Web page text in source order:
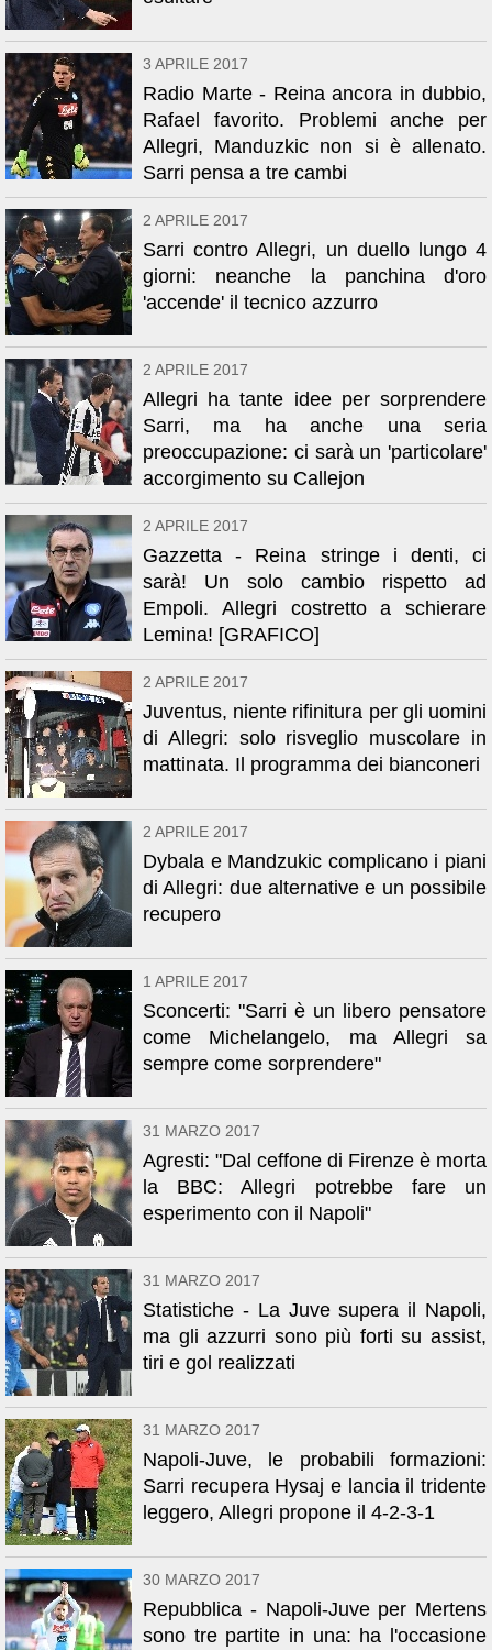
3 APRILE 2017
Radio Marte - Reina ancora in dubbio,
Rafael favorito. Problemi anche per
Allegri, Manduzkic non si è allenato.
Sarri pensa a tre cambi
2 APRILE 2017
Sarri contro Allegri, un duello lungo 4
giorni: neanche la panchina d'oro
'accende' il tecnico azzurro
2 APRILE 2017
Allegri ha tante idee per sorprendere
Sarri, ma ha anche una seria
preoccupazione: ci sarà un 'particolare'
accorgimento su Callejon
2 APRILE 2017
Gazzetta - Reina stringe i denti, ci
sarà! Un solo cambio rispetto ad
Empoli. Allegri costretto a schierare
Lemina! [GRAFICO]
2 APRILE 2017
Juventus, niente rifinitura per gli uomini
di Allegri: solo risveglio muscolare in
mattinata. Il programma dei bianconeri
2 APRILE 2017
Dybala e Mandzukic complicano i piani
di Allegri: due alternative e un possibile
recupero
1 APRILE 2017
Sconcerti: "Sarri è un libero pensatore
come Michelangelo, ma Allegri sa
sempre come sorprendere"
31 MARZO 2017
Agresti: "Dal ceffone di Firenze è morta
la BBC: Allegri potrebbe fare un
esperimento con il Napoli"
31 MARZO 2017
Statistiche - La Juve supera il Napoli,
ma gli azzurri sono più forti su assist,
tiri e gol realizzati
31 MARZO 2017
Napoli-Juve, le probabili formazioni:
Sarri recupera Hysaj e lancia il tridente
leggero, Allegri propone il 4-2-3-1
30 MARZO 2017
Repubblica - Napoli-Juve per Mertens
sono tre partite in una: ha l'occasione